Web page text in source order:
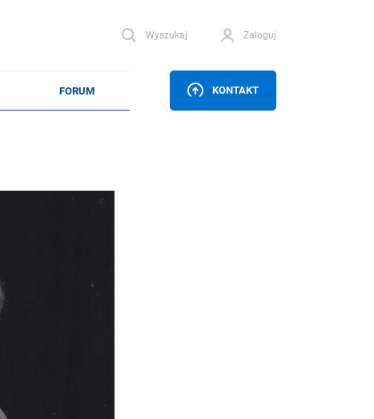
Wyszukaj Zaloguj
KONTAKT